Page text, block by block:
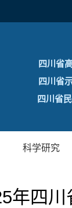
四川省
四川省
四川省民
科学研究
年四